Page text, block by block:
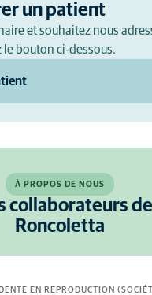
un patient
et souhaitez nous
le bouton ci-dessous.
À PROPOS DE NOUS
collaborateurs
Roncoletta
EN REPRODUCTION